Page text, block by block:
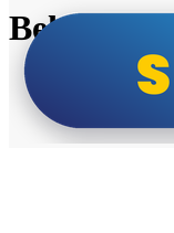
Beko i